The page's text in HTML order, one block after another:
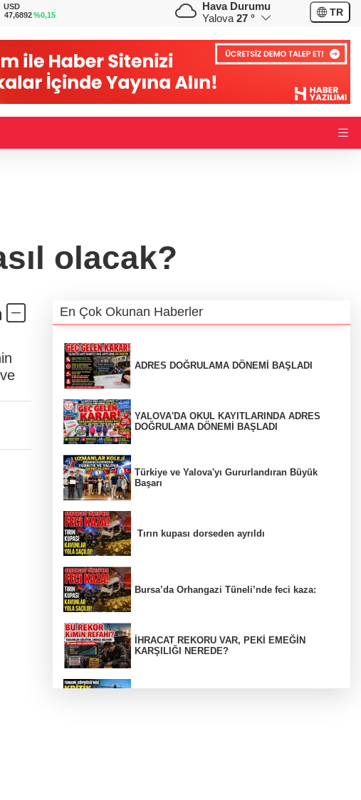
EUR
55,1784 %0,32 %0,38
CHF
59,0286
Hava Durumu
Yalova 27 ° TR
olacak?
En Çok Okunan Haberler
ADRES DOĞRULAMA DÖNEMİ BAŞLADI
YALOVA'DA OKUL KAYITLARINDA ADRES
DOĞRULAMA DÖNEMİ BAŞLADI
Türkiye ve Yalova'yı Gururlandıran Büyük
Başarı
Tırın kupası dorseden ayrıldı
Bursa’da Orhangazi Tüneli’nde feci kaza:
İHRACAT REKORU VAR, PEKİ EMEĞİN
KARŞILIĞI NEREDE?